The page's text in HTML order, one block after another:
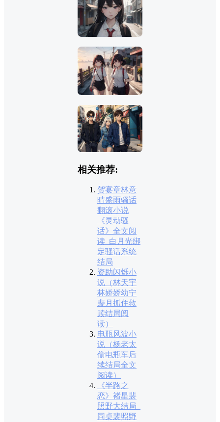
相关推荐:
贺宴章林意
晴盛雨骚话
翻滚小说
《灵动骚
话》全文阅
读_白月光绑
定骚话系统
结局
资助闪烁小
说（林天宇
林娇娇幼宁
裴月抓住救
赎结局阅
读）
电瓶风波小
说（杨老太
偷电瓶车后
续结局全文
阅读）
《半路之
恋》褚星裴
照野大结局_
同桌裴照野